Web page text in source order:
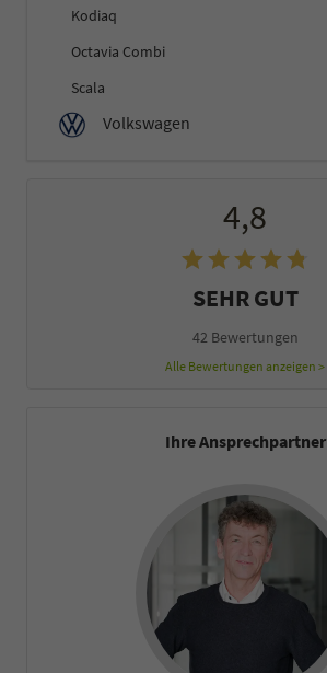
Kodiaq
Octavia Combi
Scala
Volkswagen
4,8
SEHR GUT
42 Bewertungen
Alle Bewertungen anzeigen >
Ihre Ansprechpartner